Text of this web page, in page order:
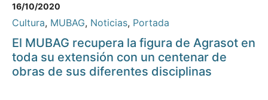
16/10/2020
Cultura, MUBAG, Noticias, Portada
El MUBAG recupera la figura de Agrasot en
toda su extensión con un centenar de
obras de sus diferentes disciplinas